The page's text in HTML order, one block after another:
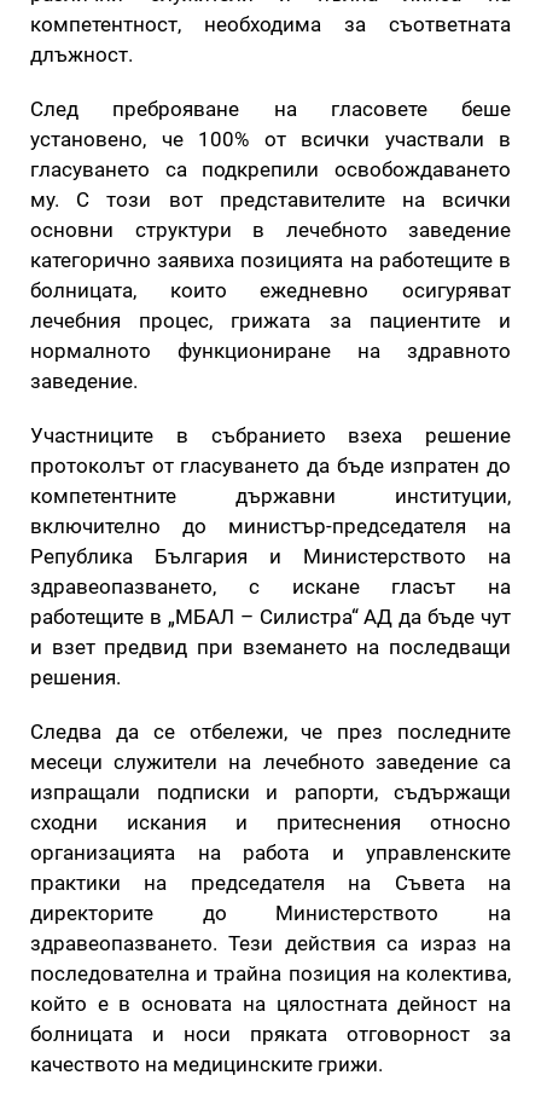
компетентност, необходима за съответната
длъжност.
След преброяване на гласовете беше
установено, че 100% от всички участвали в
гласуването са подкрепили освобождаването
му. С този вот представителите на всички
основни структури в лечебното заведение
категорично заявиха позицията на работещите в
болницата, които ежедневно осигуряват
лечебния процес, грижата за пациентите и
нормалното функциониране на здравното
заведение.
Участниците в събранието взеха решение
протоколът от гласуването да бъде изпратен до
компетентните държавни институции,
включително до министър-председателя на
Република България и Министерството на
здравеопазването, с искане гласът на
работещите в „МБАЛ – Силистра“ АД да бъде чут
и взет предвид при вземането на последващи
решения.
Следва да се отбележи, че през последните
месеци служители на лечебното заведение са
изпращали подписки и рапорти, съдържащи
сходни искания и притеснения относно
организацията на работа и управленските
практики на председателя на Съвета на
директорите до Министерството на
здравеопазването. Тези действия са израз на
последователна и трайна позиция на колектива,
който е в основата на цялостната дейност на
болницата и носи пряката отговорност за
качеството на медицинските грижи.